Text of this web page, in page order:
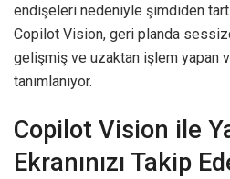
endişeleri nedeniyle şimdiden
Copilot Vision, geri planda
gelişmiş ve uzaktan işlem yapan
tanımlanıyor.
Copilot Vision ile
Ekranınızı Takip